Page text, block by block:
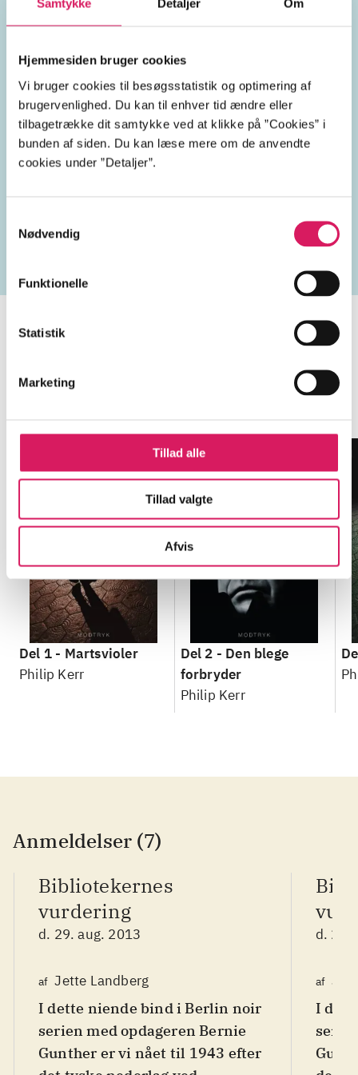
Samtykke Detaljer Om
Hjemmesiden bruger cookies
Vi bruger cookies til besøgsstatistik og optimering af
brugervenlighed. Du kan til enhver tid ændre eller
tilbagetrække dit samtykke ved at klikke på ”Cookies” i
bunden af siden. Du kan læse mere om de anvendte
cookies under ”Detaljer”.
Nødvendig
Funktionelle
Statistik
Marketing
Tillad alle
Tillad valgte
Afvis
Katyn
Sovjetunionen
1940'erne
jødeforfølgelse
Berlin noir-serien
Del 1 - Martsvioler
Philip Kerr
Del 2 - Den blege
forbryder
Philip Kerr
Anmeldelser (7)
Bibliotekernes
vurdering
d. 29. aug. 2013
af Jette Landberg
I dette niende bind i Berlin noir
serien med opdageren Bernie
Gunther er vi nået til 1943 efter
d. 29.
af
I